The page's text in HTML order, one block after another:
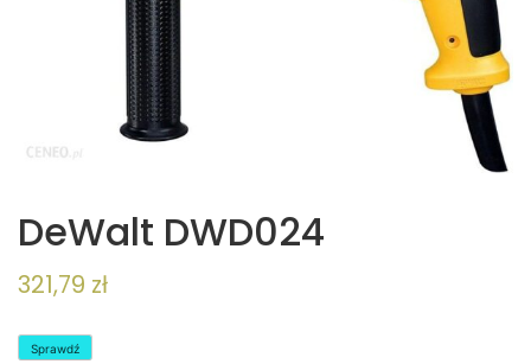
DeWalt DWD024
321,79 zł
Sprawdź